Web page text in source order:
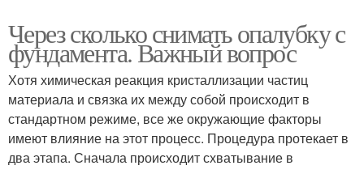
Через сколько снимать опалубку с
фундамента. Важный вопрос
Хотя химическая реакция кристаллизации частиц
материала и связка их между собой происходит в
стандартном режиме, все же окружающие факторы
имеют влияние на этот процесс. Процедура протекает в
два этапа. Сначала происходит схватывание в